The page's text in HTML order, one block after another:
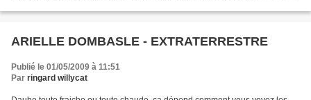
ARIELLE DOMBASLE - EXTRATERRESTRE
Publié le 01/05/2009 à 11:51
Par ringard willycat